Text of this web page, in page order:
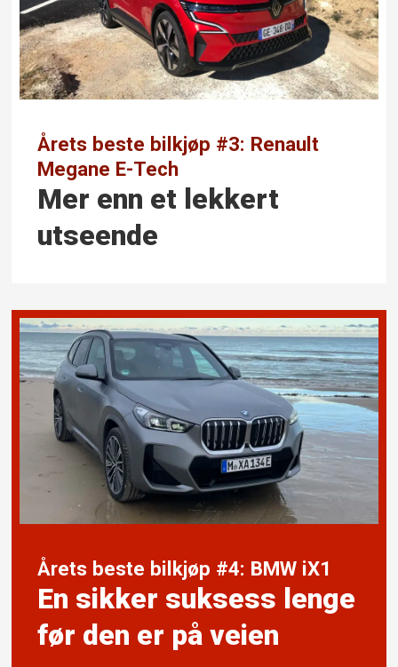
Årets beste bilkjøp #3: Renault
Megane E-Tech
Mer enn et lekkert
utseende
Årets beste bilkjøp #4: BMW iX1
En sikker suksess lenge
før den er på veien